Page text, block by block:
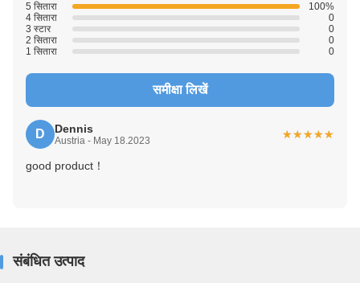
5 सितारा
100%
4 सितारा
0
3 स्टार
0
2 सितारा
0
1 सितारा
0
समीक्षा लिखें
D Dennis
Austria - May 18.2023 ★★★★★
★★★★★
good product！
संबंधित उत्पाद